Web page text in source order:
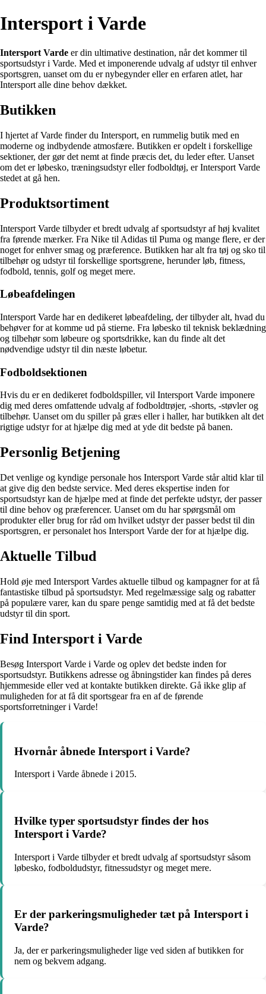
Intersport i Varde
Intersport Varde er din ultimative destination, når det kommer til
sportsudstyr i Varde. Med et imponerende udvalg af udstyr til enhver
sportsgren, uanset om du er nybegynder eller en erfaren atlet, har
Intersport alle dine behov dækket.
Butikken
I hjertet af Varde finder du Intersport, en rummelig butik med en
moderne og indbydende atmosfære. Butikken er opdelt i forskellige
sektioner, der gør det nemt at finde præcis det, du leder efter. Uanset
om det er løbesko, træningsudstyr eller fodboldtøj, er Intersport Varde
stedet at gå hen.
Produktsortiment
Intersport Varde tilbyder et bredt udvalg af sportsudstyr af høj kvalitet
fra førende mærker. Fra Nike til Adidas til Puma og mange flere, er der
noget for enhver smag og præference. Butikken har alt fra tøj og sko til
tilbehør og udstyr til forskellige sportsgrene, herunder løb, fitness,
fodbold, tennis, golf og meget mere.
Løbeafdelingen
Intersport Varde har en dedikeret løbeafdeling, der tilbyder alt, hvad du
behøver for at komme ud på stierne. Fra løbesko til teknisk beklædning
og tilbehør som løbeure og sportsdrikke, kan du finde alt det
nødvendige udstyr til din næste løbetur.
Fodboldsektionen
Hvis du er en dedikeret fodboldspiller, vil Intersport Varde imponere
dig med deres omfattende udvalg af fodboldtrøjer, -shorts, -støvler og
tilbehør. Uanset om du spiller på græs eller i haller, har butikken alt det
rigtige udstyr for at hjælpe dig med at yde dit bedste på banen.
Personlig Betjening
Det venlige og kyndige personale hos Intersport Varde står altid klar til
at give dig den bedste service. Med deres ekspertise inden for
sportsudstyr kan de hjælpe med at finde det perfekte udstyr, der passer
til dine behov og præferencer. Uanset om du har spørgsmål om
produkter eller brug for råd om hvilket udstyr der passer bedst til din
sportsgren, er personalet hos Intersport Varde der for at hjælpe dig.
Aktuelle Tilbud
Hold øje med Intersport Vardes aktuelle tilbud og kampagner for at få
fantastiske tilbud på sportsudstyr. Med regelmæssige salg og rabatter
på populære varer, kan du spare penge samtidig med at få det bedste
udstyr til din sport.
Find Intersport i Varde
Besøg Intersport Varde i Varde og oplev det bedste inden for
sportsudstyr. Butikkens adresse og åbningstider kan findes på deres
hjemmeside eller ved at kontakte butikken direkte. Gå ikke glip af
muligheden for at få dit sportsgear fra en af de førende
sportsforretninger i Varde!
Hvornår åbnede Intersport i Varde?
Intersport i Varde åbnede i 2015.
Hvilke typer sportsudstyr findes der hos
Intersport i Varde?
Intersport i Varde tilbyder et bredt udvalg af sportsudstyr såsom
løbesko, fodboldudstyr, fitnessudstyr og meget mere.
Er der parkeringsmuligheder tæt på Intersport i
Varde?
Ja, der er parkeringsmuligheder lige ved siden af butikken for
nem og bekvem adgang.